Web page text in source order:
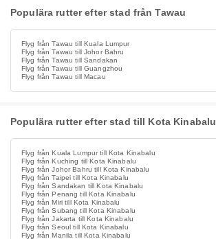
Populära rutter efter stad från Tawau
Flyg från Tawau till Kuala Lumpur
Flyg från Tawau till Johor Bahru
Flyg från Tawau till Sandakan
Flyg från Tawau till Guangzhou
Flyg från Tawau till Macau
Populära rutter efter stad till Kota Kinabalu
Flyg från Kuala Lumpur till Kota Kinabalu
Flyg från Kuching till Kota Kinabalu
Flyg från Johor Bahru till Kota Kinabalu
Flyg från Taipei till Kota Kinabalu
Flyg från Sandakan till Kota Kinabalu
Flyg från Penang till Kota Kinabalu
Flyg från Miri till Kota Kinabalu
Flyg från Subang till Kota Kinabalu
Flyg från Jakarta till Kota Kinabalu
Flyg från Seoul till Kota Kinabalu
Flyg från Manila till Kota Kinabalu